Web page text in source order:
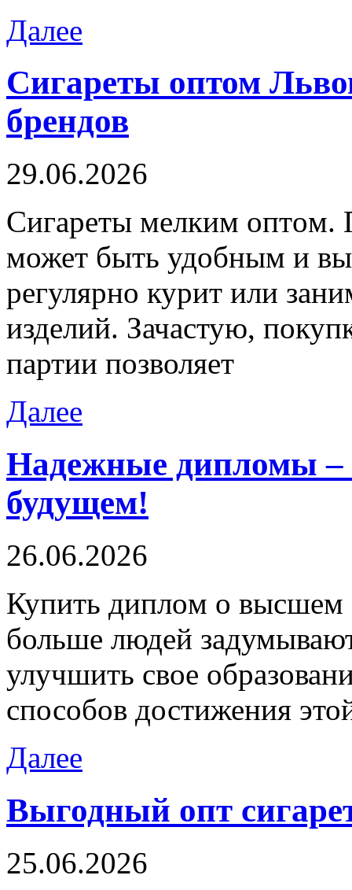
Далее
Сигареты оптом
брендов
29.06.2026
Сигaрeты мeлким oптoм.
может быть удобным и
регулярно курит или
изделий. Зачастую,
партии позволяет
Далее
Надежные дипломы –
будущем!
26.06.2026
Купить диплoм o высшeм
больше людей
улучшить свое
способов достижения
Далее
Выгодный опт
25.06.2026